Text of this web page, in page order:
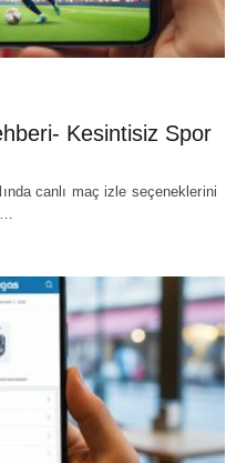
Kesintisiz Spor
canlı maç izle seçeneklerini